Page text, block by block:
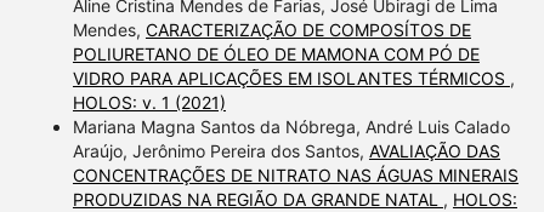
Aline Cristina Mendes de Farias, José Ubiragi de Lima
Mendes, CARACTERIZAÇÃO DE COMPOSÍTOS DE
POLIURETANO DE ÓLEO DE MAMONA COM PÓ DE
VIDRO PARA APLICAÇÕES EM ISOLANTES TÉRMICOS ,
HOLOS: v. 1 (2021)
Mariana Magna Santos da Nóbrega, André Luis Calado
Araújo, Jerônimo Pereira dos Santos, AVALIAÇÃO DAS
CONCENTRAÇÕES DE NITRATO NAS ÁGUAS MINERAIS
PRODUZIDAS NA REGIÃO DA GRANDE NATAL , HOLOS: